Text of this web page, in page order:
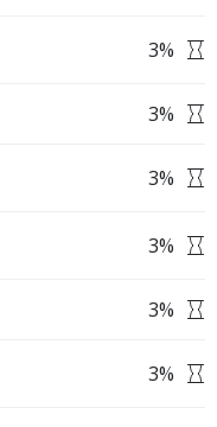
3%
3%
3%
3%
3%
3%